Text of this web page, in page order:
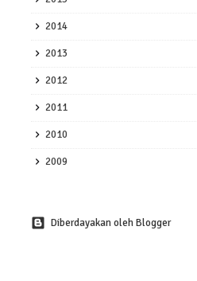
2014
2013
2012
2011
2010
2009
Diberdayakan oleh Blogger